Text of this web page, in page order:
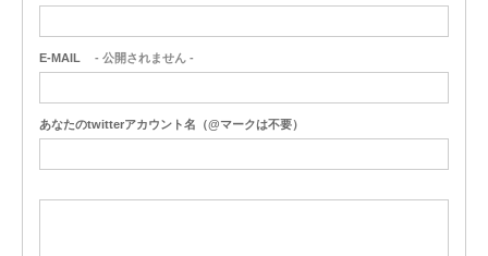
E-MAIL - 公開されません -
あなたのtwitterアカウント名（@マークは不要）